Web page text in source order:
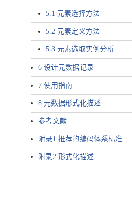
5.1 元素选择方法
5.2 元素定义方法
5.3 元素选取实例分析
6 设计元数据记录
7 使用指南
8 元数据形式化描述
参考文献
附录1 推荐的编码体系标准
附录2 形式化描述